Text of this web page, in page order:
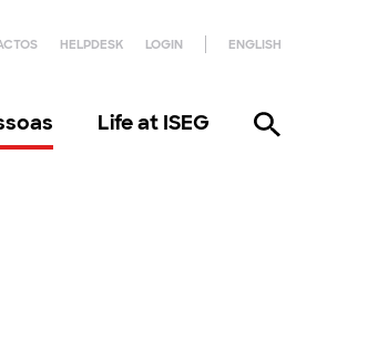
HELPDESK LOGIN ENGLISH
Life at ISEG